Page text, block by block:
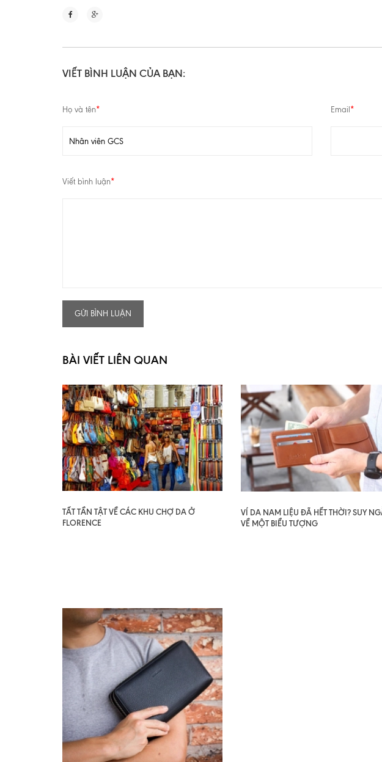
VIẾT BÌNH LUẬN CỦA BẠN:
Họ và tên* Email *
Viết bình luận*
GỬI BÌNH LUẬN
BÀI VIẾT LIÊN QUAN
TẤT TẦN TẬT VỀ CÁC KHU CHỢ DA Ở
FLORENCE
VÍ DA NAM LIỆU ĐÃ HẾT THỜI? SUY
VỀ MỘT BIỂU TƯỢNG